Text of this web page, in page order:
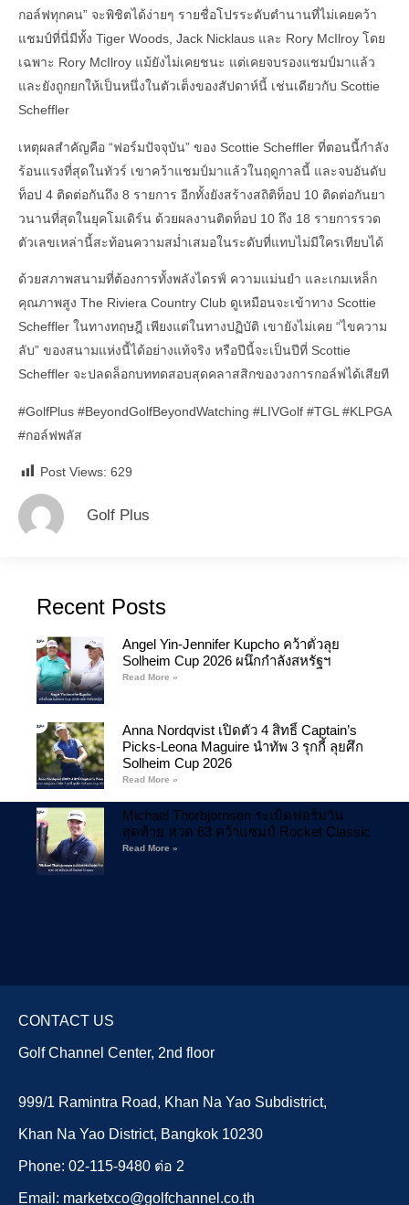
กอล์ฟทุกคน” จะพิชิตได้ง่ายๆ รายชื่อโปรระดับตำนานที่ไม่เคยคว้า
แชมป์ที่นี่มีทั้ง Tiger Woods, Jack Nicklaus และ Rory McIlroy โดย
เฉพาะ Rory McIlroy แม้ยังไม่เคยชนะ แต่เคยจบรองแชมป์มาแล้ว
และยังถูกยกให้เป็นหนึ่งในตัวเต็งของสัปดาห์นี้ เช่นเดียวกับ Scottie
Scheffler
เหตุผลสำคัญคือ “ฟอร์มปัจจุบัน” ของ Scottie Scheffler ที่ตอนนี้กำลัง
ร้อนแรงที่สุดในทัวร์ เขาคว้าแชมป์มาแล้วในฤดูกาลนี้ และจบอันดับ
ท็อป 4 ติดต่อกันถึง 8 รายการ อีกทั้งยังสร้างสถิติท็อป 10 ติดต่อกันยา
วนานที่สุดในยุคโมเดิร์น ด้วยผลงานติดท็อป 10 ถึง 18 รายการรวด
ตัวเลขเหล่านี้สะท้อนความสม่ำเสมอในระดับที่แทบไม่มีใครเทียบได้
ด้วยสภาพสนามที่ต้องการทั้งพลังไดรฟ์ ความแม่นยำ และเกมเหล็ก
คุณภาพสูง The Riviera Country Club ดูเหมือนจะเข้าทาง Scottie
Scheffler ในทางทฤษฎี เพียงแต่ในทางปฏิบัติ เขายังไม่เคย “ไขความ
ลับ” ของสนามแห่งนี้ได้อย่างแท้จริง หรือปีนี้จะเป็นปีที่ Scottie
Scheffler จะปลดล็อกบททดสอบสุดคลาสสิกของวงการกอล์ฟได้เสียที
#GolfPlus #BeyondGolfBeyondWatching #LIVGolf #TGL #KLPGA
#กอล์ฟพลัส
Post Views: 629
Golf Plus
Recent Posts
Angel Yin-Jennifer Kupcho คว้าตั๋วลุย
Solheim Cup 2026 ผนึกกำลังสหรัฐฯ
Read More »
Anna Nordqvist เปิดตัว 4 สิทธิ์ Captain’s
Picks-Leona Maguire นำทัพ 3 รุกกี้ ลุยศึก
Solheim Cup 2026
Read More »
Michael Thorbjornsen ระเบิดฟอร์มวัน
สุดท้าย หวด 63 คว้าแชมป์ Rocket Classic
Read More »
CONTACT US
Golf Channel Center, 2nd floor
999/1 Ramintra Road, Khan Na Yao Subdistrict,
Khan Na Yao District, Bangkok 10230
Phone: 02-115-9480 ต่อ 2
Email: marketxco@golfchannel.co.th